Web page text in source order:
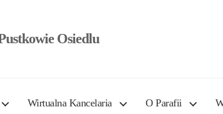
Osiedlu
Wirtualna Kancelaria O Parafii